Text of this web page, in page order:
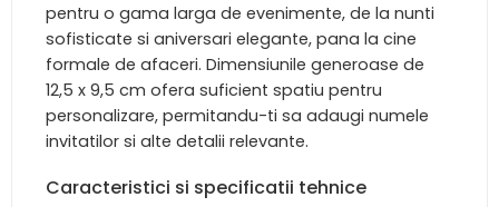
pentru o gama larga de evenimente, de la nunti
sofisticate si aniversari elegante, pana la cine
formale de afaceri. Dimensiunile generoase de
12,5 x 9,5 cm ofera suficient spatiu pentru
personalizare, permitandu-ti sa adaugi numele
invitatilor si alte detalii relevante.
Caracteristici si specificatii tehnice